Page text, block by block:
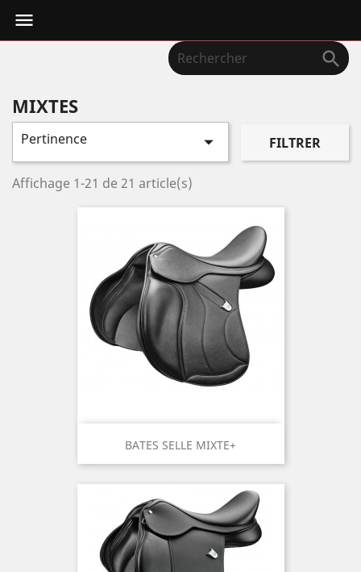


MIXTES
Pertinence  FILTRER
Affichage 1-21 de 21 article(s)
BATES SELLE MIXTE+